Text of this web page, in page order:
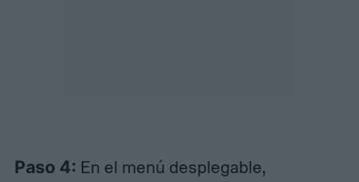
Paso 4: En el menú desplegable,